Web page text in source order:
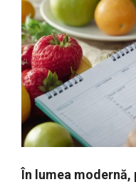
În lumea